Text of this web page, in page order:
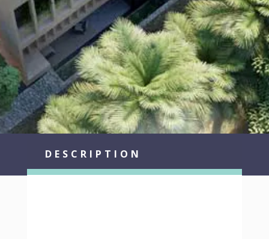
DESCRIPTION